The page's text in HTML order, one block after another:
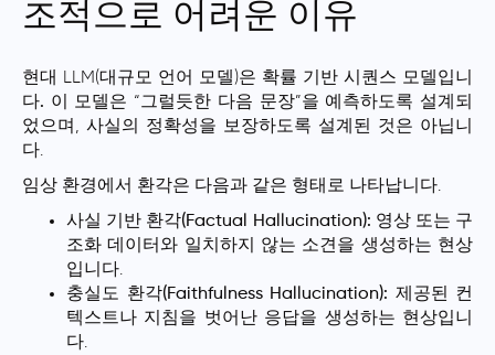
조적으로 어려운 이유
현대 LLM(대규모 언어 모델)은 확률 기반 시퀀스 모델입니
다. 이 모델은 “그럴듯한 다음 문장”을 예측하도록 설계되
었으며, 사실의 정확성을 보장하도록 설계된 것은 아닙니
다.
임상 환경에서 환각은 다음과 같은 형태로 나타납니다.
사실 기반 환각(Factual Hallucination): 영상 또는 구
조화 데이터와 일치하지 않는 소견을 생성하는 현상
입니다.
충실도 환각(Faithfulness Hallucination): 제공된 컨
텍스트나 지침을 벗어난 응답을 생성하는 현상입니
다.